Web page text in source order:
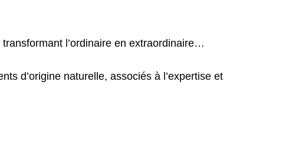
l’ordinaire en extraordinaire…
d’origine naturelle, associés à l’expertise et